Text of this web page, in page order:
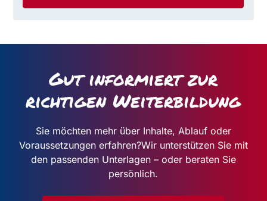
Gut informiert zur
richtigen Weiterbildung
Sie möchten mehr über Inhalte, Ablauf oder
Voraussetzungen erfahren?Wir unterstützen Sie mit
den passenden Unterlagen – oder beraten Sie
persönlich.